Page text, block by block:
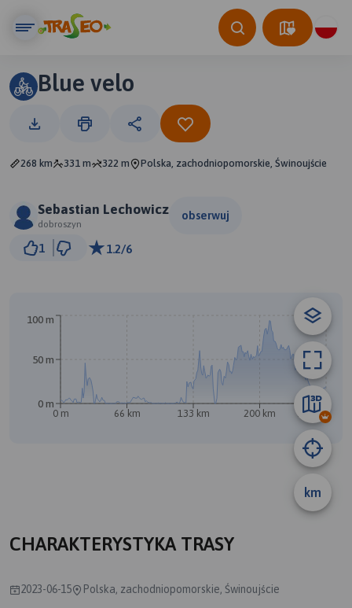
Blue velo
268 km 331 m 322 m Polska, zachodniopomorskie, Świnoujście
Sebastian Lechowicz
dobroszyn
obserwuj
1 1.2/6
km
0 m 66 km 133 km 200 km 267 km
0 m
50 m
100 m
CHARAKTERYSTYKA TRASY
2023-06-15 Polska, zachodniopomorskie, Świnoujście